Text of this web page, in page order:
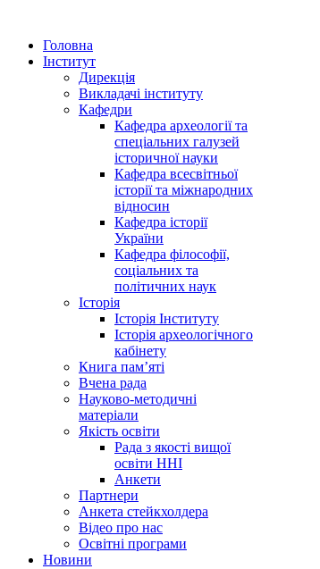
Головна
Інститут
Дирекція
Викладачі інституту
Кафедри
Кафедра археології та
спеціальних галузей
історичної науки
Кафедра всесвітньої
історії та міжнародних
відносин
Кафедра історії
України
Кафедра філософії,
соціальних та
політичних наук
Історія
Історія Інституту
Історія археологічного
кабінету
Книга памʼяті
Вчена рада
Науково-методичні
матеріали
Якість освіти
Рада з якості вищої
освіти ННІ
Анкети
Партнери
Анкета стейкхолдера
Відео про нас
Освітні програми
Hовини